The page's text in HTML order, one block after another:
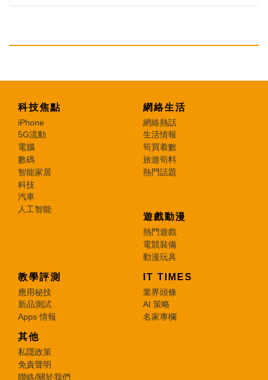
科技焦點
iPhone
5G流動
電腦
數碼
智能家居
科技
汽車
人工智能
網絡生活
網絡熱話
生活情報
筍買着數
旅遊筍料
熱門話題
遊戲動漫
熱門遊戲
電競裝備
動漫玩具
教學評測
應用秘技
新品測試
Apps 情報
IT TIMES
業界頭條
AI 策略
名家專欄
其他
私隱政策
免責聲明
聯絡/關於我們